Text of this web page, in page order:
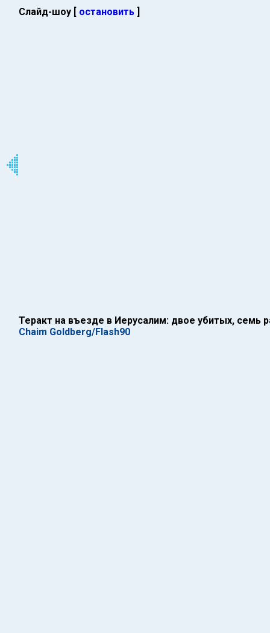
Слайд-шоу [ остановить ]
Теракт на въезде в Иерусалим: двое убитых, семь
Chaim Goldberg/Flash90